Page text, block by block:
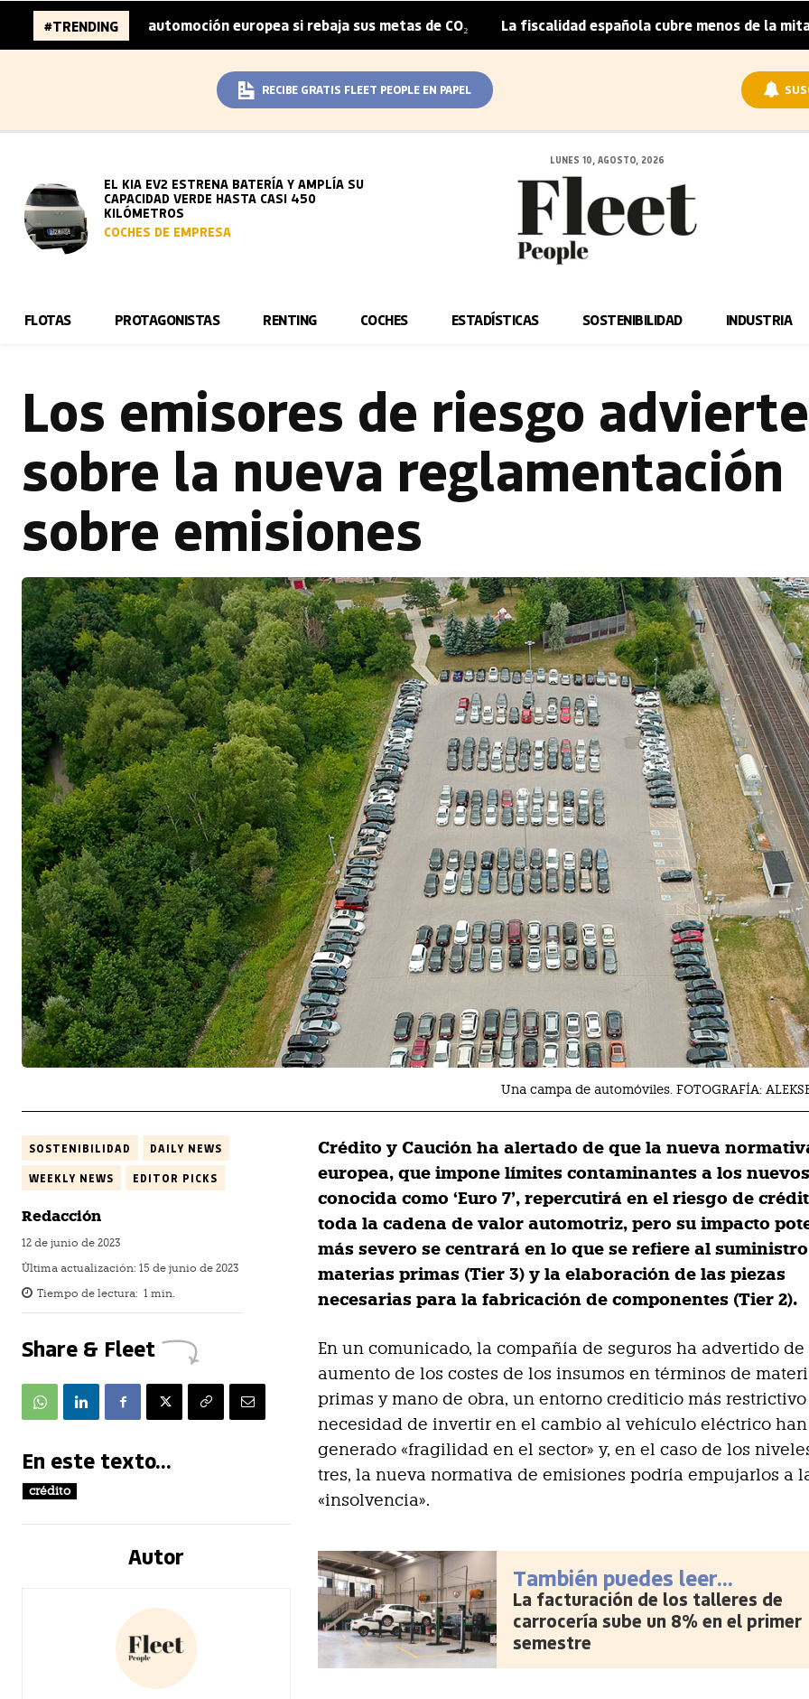
#TRENDING
de la automoción europea si rebaja sus metas de CO₂ | La fiscalidad española cubre menos de la mitad del
RECIBE GRATIS FLEET PEOPLE EN PAPEL
EL KIA EV2 ESTRENA BATERÍA Y AMPLÍA SU
CAPACIDAD VERDE HASTA CASI 450
KILÓMETROS
COCHES DE EMPRESA
LUNES 10, AGOSTO, 2026
FLOTAS PROTAGONISTAS RENTING COCHES ESTADÍSTICAS SOSTENIBILIDAD INDUSTRIA
Los emisores de riesgo
sobre la nueva reglamentación
sobre emisiones
Una campa de automóviles. FOTOGRAFÍA:
SOSTENIBILIDAD DAILY NEWS
WEEKLY NEWS EDITOR PICKS
Redacción
12 de junio de 2023
Última actualización: 15 de junio de 2023
Tiempo de lectura: 1 min.
Share & Fleet
En este texto...
crédito
Autor
Crédito y Caución ha alertado de que la nueva
europea, que impone límites contaminantes a los
conocida como ‘Euro 7’, repercutirá en el riesgo de
toda la cadena de valor automotriz, pero su impacto
más severo se centrará en lo que se refiere al
materias primas (Tier 3) y la elaboración de las piezas
necesarias para la fabricación de componentes (Tier 2).
En un comunicado, la compañía de seguros ha advertido
aumento de los costes de los insumos en términos de
primas y mano de obra, un entorno crediticio más
necesidad de invertir en el cambio al vehículo eléctrico han
generado «fragilidad en el sector» y, en el caso de los
tres, la nueva normativa de emisiones podría empujarlos a
«insolvencia».
También puedes leer...
La facturación de los talleres de
carrocería sube un 8% en el primer
semestre